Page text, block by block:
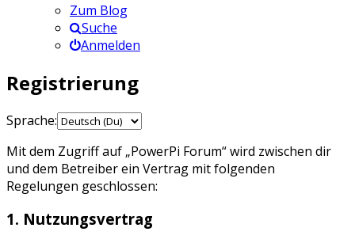
Zum Blog
Suche
Anmelden
Registrierung
Sprache:
Mit dem Zugriff auf „PowerPi Forum“ wird zwischen dir
und dem Betreiber ein Vertrag mit folgenden
Regelungen geschlossen:
1. Nutzungsvertrag